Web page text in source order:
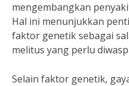
mengembangkan
Hal ini menunjukkan
faktor genetik sebagai
melitus yang perlu
Selain faktor genetik,